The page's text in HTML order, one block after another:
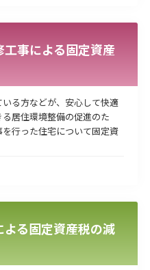
事による固定資産
る方などが、安心して快適
居住環境整備の促進のた
行った住宅について固定資
る固定資産税の減